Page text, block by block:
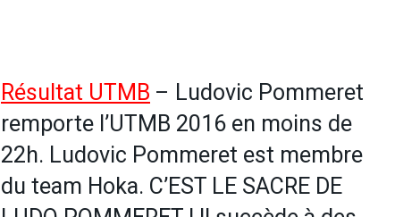
Résultat UTMB– Ludovic Pommeret
remporte l’UTMB 2016 en moins de
22h. Ludovic Pommeret est membre
du team Hoka. C’EST LE SACRE DE